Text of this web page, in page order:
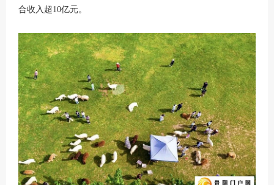
合收入超10亿元。